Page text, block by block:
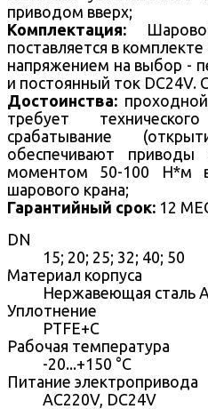
приводом вверх;
Комплектация:
поставляется в
напряжением на выбор -
и постоянный ток DC24V.
Достоинства:
требует
срабатывание
обеспечивают
моментом 50-100 Н*м
шарового крана;
Гарантийный срок: 12
DN
15; 20; 25; 32; 40; 50
Материал корпуса
Нержавеющая сталь
Уплотнение
PTFE+C
Рабочая температура
-20...+150 °С
Питание электропривода
AC220V, DC24V